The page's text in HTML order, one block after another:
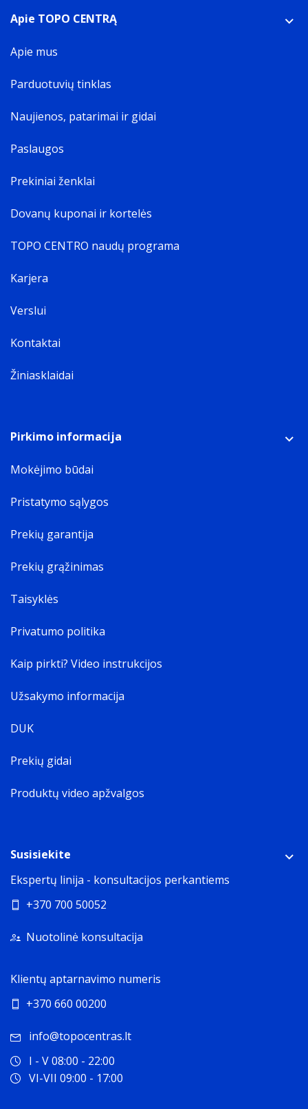
Apie TOPO CENTRĄ
Apie mus
Parduotuvių tinklas
Naujienos, patarimai ir gidai
Paslaugos
Prekiniai ženklai
Dovanų kuponai ir kortelės
TOPO CENTRO naudų programa
Karjera
Verslui
Kontaktai
Žiniasklaidai
Pirkimo informacija
Mokėjimo būdai
Pristatymo sąlygos
Prekių garantija
Prekių grąžinimas
Taisyklės
Privatumo politika
Kaip pirkti? Video instrukcijos
Užsakymo informacija
DUK
Prekių gidai
Produktų video apžvalgos
Susisiekite
Ekspertų linija - konsultacijos perkantiems
+370 700 50052
Nuotolinė konsultacija
Klientų aptarnavimo numeris
+370 660 00200
info@topocentras.lt
I - V 08:00 - 22:00
VI-VII 09:00 - 17:00